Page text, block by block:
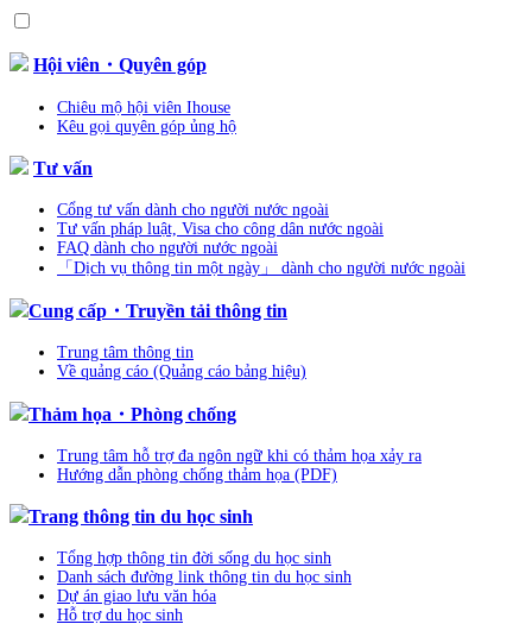
Hội viên・Quyên góp
Chiêu mộ hội viên Ihouse
Kêu gọi quyên góp ủng hộ
Tư vấn
Cổng tư vấn dành cho người nước ngoài
Tư vấn pháp luật, Visa cho công dân nước ngoài
FAQ dành cho người nước ngoài
「Dịch vụ thông tin một ngày」 dành cho người nước ngoài
Cung cấp・Truyền tải thông tin
Trung tâm thông tin
Về quảng cáo (Quảng cáo bảng hiệu)
Thảm họa・Phòng chống
Trung tâm hỗ trợ đa ngôn ngữ khi có thảm họa xảy ra
Hướng dẫn phòng chống thảm họa (PDF)
Trang thông tin du học sinh
Tổng hợp thông tin đời sống du học sinh
Danh sách đường link thông tin du học sinh
Dự án giao lưu văn hóa
Hỗ trợ du học sinh